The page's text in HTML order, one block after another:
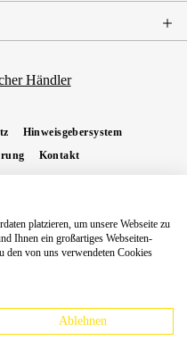
Hinweisgebersystem
Kontakt
anders angegeben.
Österreich GmbH
OG3, 3430 Tulln
hinzuweisen:
webgate.ec.europa.eu/odr
platzieren, um unsere Webseite zu
Ihnen ein großartiges Webseiten-
den von uns verwendeten Cookies
Ablehnen